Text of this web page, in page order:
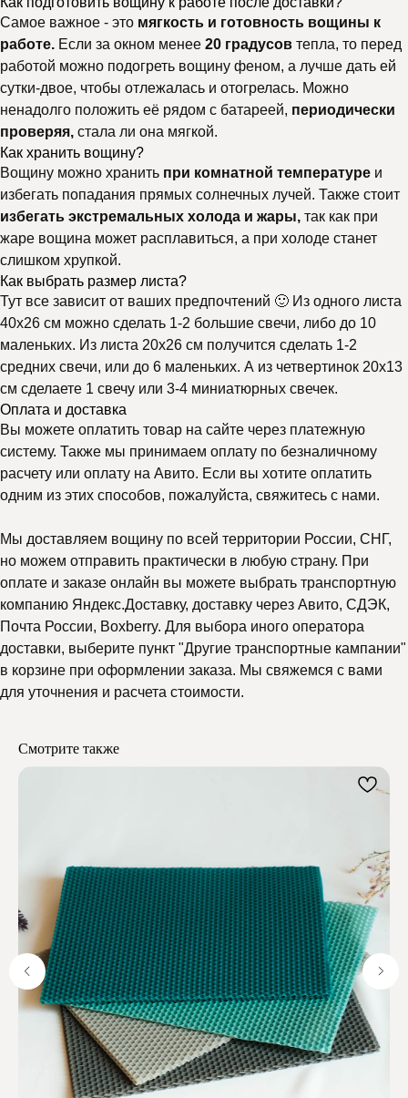
Самое важное - это мягкость и готовность вощины к
работе. Если за окном менее 20 градусов тепла, то перед
работой можно подогреть вощину феном, а лучше дать ей
сутки-двое, чтобы отлежалась и отогрелась. Можно
ненадолго положить её рядом с батареей, периодически
проверяя, стала ли она мягкой.
Как хранить вощину?
Вощину можно хранить при комнатной температуре и
избегать попадания прямых солнечных лучей. Также стоит
избегать экстремальных холода и жары, так как при
жаре вощина может расплавиться, а при холоде станет
слишком хрупкой.
Как выбрать размер листа?
Тут все зависит от ваших предпочтений 🙂 Из одного листа
40х26 см можно сделать 1-2 большие свечи, либо до 10
маленьких. Из листа 20х26 см получится сделать 1-2
средних свечи, или до 6 маленьких. А из четвертинок 20х13
см сделаете 1 свечу или 3-4 миниатюрных свечек.
Оплата и доставка
Вы можете оплатить товар на сайте через платежную
систему. Также мы принимаем оплату по безналичному
расчету или оплату на Авито. Если вы хотите оплатить
одним из этих способов, пожалуйста, свяжитесь с нами.
Мы доставляем вощину по всей территории России, СНГ,
но можем отправить практически в любую страну. При
оплате и заказе онлайн вы можете выбрать транспортную
компанию Яндекс.Доставку, доставку через Авито, СДЭК,
Почта России, Boxberry. Для выбора иного оператора
доставки, выберите пункт "Другие транспортные кампании"
в корзине при оформлении заказа. Мы свяжемся с вами
для уточнения и расчета стоимости.
Смотрите также
Почему выбирают
Отзывы